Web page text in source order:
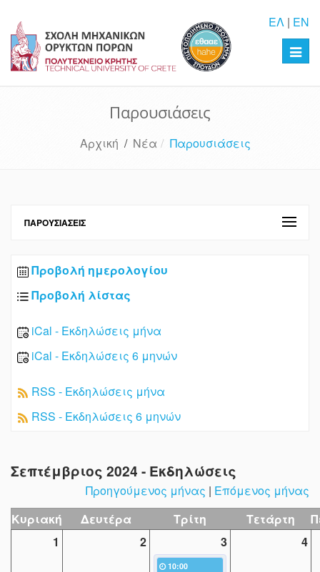
ΕΛ | EN
Παρουσιάσεις
Αρχική / Νέα Παρουσιάσεις
ΠΑΡΟΥΣΙΆΣΕΙΣ
Προβολή ημερολογίου
Προβολή λίστας
iCal - Εκδηλώσεις μήνα
iCal - Εκδηλώσεις 6 μηνών
RSS - Εκδηλώσεις μήνα
RSS - Εκδηλώσεις 6 μηνών
Σεπτέμβριος 2024 - Εκδηλώσεις
Προηγούμενος μήνας | Επόμενος μήνας
Κυριακή
Δευτέρα Τρίτη Τετάρτη
1
2 3 4
10:00